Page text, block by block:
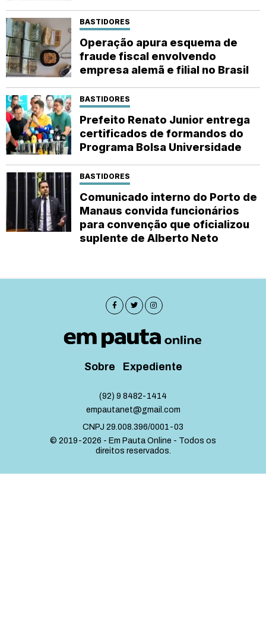
BASTIDORES
Operação apura esquema de
fraude fiscal envolvendo
empresa alemã e filial no Brasil
BASTIDORES
Prefeito Renato Junior entrega
certificados de formandos do
Programa Bolsa Universidade
BASTIDORES
Comunicado interno do Porto de
Manaus convida funcionários
para convenção que oficializou
suplente de Alberto Neto
Sobre Expediente
(92) 9 8482-1414
empautanet@gmail.com
CNPJ 29.008.396/0001-03
© 2019-2026 - Em Pauta Online - Todos os
direitos reservados.